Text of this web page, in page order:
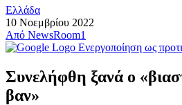
Ελλάδα
10 Νοεμβρίου 2022
Από NewsRoom1
Ενεργοποίηση ως
Συνελήφθη ξανά ο
βαν»